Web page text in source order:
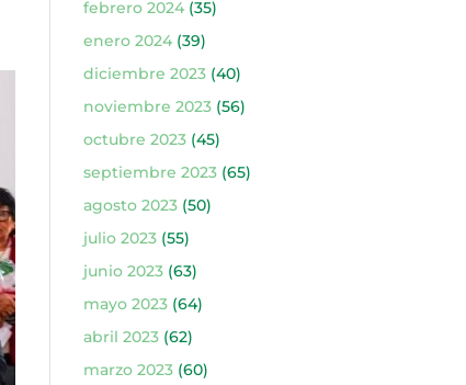
febrero 2024(35)
enero 2024(39)
diciembre 2023(40)
noviembre 2023(56)
octubre 2023(45)
septiembre 2023(65)
agosto 2023(50)
julio 2023(55)
junio 2023(63)
mayo 2023(64)
abril 2023(62)
marzo 2023(60)